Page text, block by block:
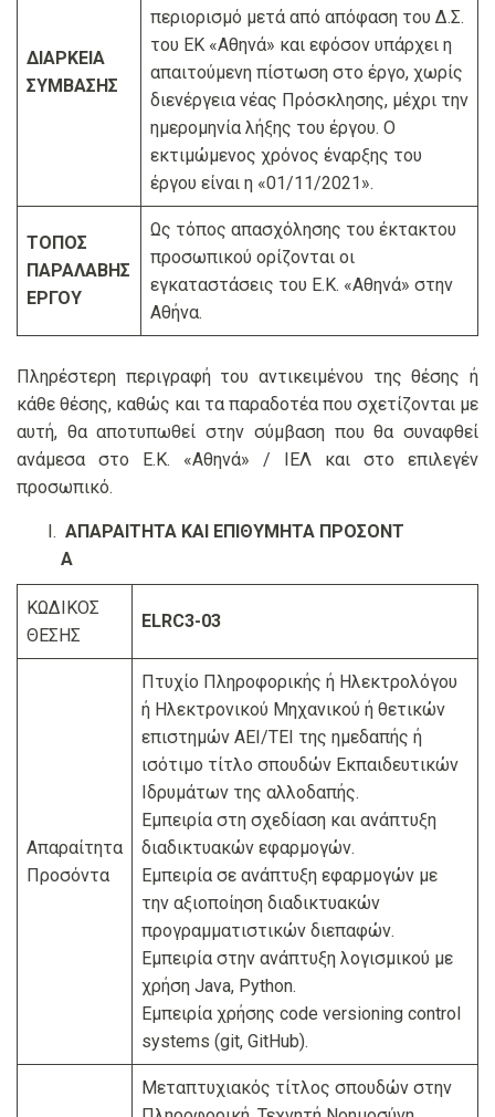
ΔΙΑΡΚΕΙΑ
ΣΥΜΒΑΣΗΣ
περιορισμό μετά από απόφαση του Δ.Σ.
του ΕΚ «Αθηνά» και εφόσον υπάρχει η
απαιτούμενη πίστωση στο έργο, χωρίς
διενέργεια νέας Πρόσκλησης, μέχρι την
ημερομηνία λήξης του έργου. Ο
εκτιμώμενος χρόνος έναρξης του
έργου είναι η «01/11/2021».
ΤΟΠΟΣ
ΠΑΡΑΛΑΒΗΣ
ΕΡΓΟΥ
Ως τόπος απασχόλησης του έκτακτου
προσωπικού ορίζονται οι
εγκαταστάσεις του Ε.Κ. «Αθηνά» στην
Αθήνα.
Πληρέστερη περιγραφή του αντικειμένου της θέσης ή
κάθε θέσης, καθώς και τα παραδοτέα που σχετίζονται με
αυτή, θα αποτυπωθεί στην σύμβαση που θα συναφθεί
ανάμεσα στο Ε.Κ. «Αθηνά» / ΙΕΛ και στο επιλεγέν
προσωπικό.
ΑΠΑΡΑΙΤΗΤΑ ΚΑΙ ΕΠΙΘΥΜΗΤΑ ΠΡΟΣΟΝΤ
Α
ΚΩΔΙΚΟΣ
ΘΕΣΗΣ
ELRC3-03
Απαραίτητα
Προσόντα
Πτυχίο Πληροφορικής ή Ηλεκτρολόγου
ή Ηλεκτρονικού Μηχανικού ή θετικών
επιστημών ΑΕΙ/ΤΕΙ της ημεδαπής ή
ισότιμο τίτλο σπουδών Εκπαιδευτικών
Ιδρυμάτων της αλλοδαπής.
Εμπειρία στη σχεδίαση και ανάπτυξη
διαδικτυακών εφαρμογών.
Εμπειρία σε ανάπτυξη εφαρμογών με
την αξιοποίηση διαδικτυακών
προγραμματιστικών διεπαφών.
Εμπειρία στην ανάπτυξη λογισμικού με
χρήση Java, Python.
Εμπειρία χρήσης code versioning control
systems (git, GitHub).
Μεταπτυχιακός τίτλος σπουδών στην